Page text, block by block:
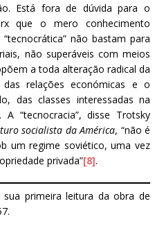
Está fora de dúvida para o
que o mero conhecimento
não bastam para
não superáveis com meios
a toda alteração radical da
relações económicas e o
das classes interessadas na
“tecnocracia”, disse Trotsky
socialista da América, “não é
um regime soviético, uma vez
privada”[8].
primeira leitura da obra de